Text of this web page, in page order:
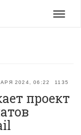
Меню
2024, 06:22 1135
проект